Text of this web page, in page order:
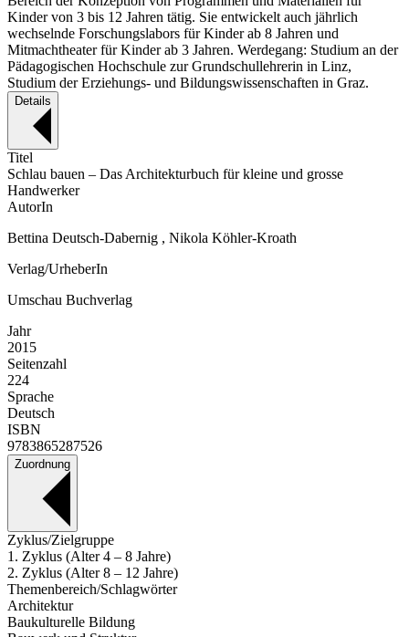
Kinder von 3 bis 12 Jahren tätig. Sie entwickelt auch jährlich
wechselnde Forschungslabors für Kinder ab 8 Jahren und
Mitmachtheater für Kinder ab 3 Jahren. Werdegang: Studium an der
Pädagogischen Hochschule zur Grundschullehrerin in Linz,
Studium der Erziehungs- und Bildungswissenschaften in Graz.
Details
Titel
Schlau bauen – Das Architekturbuch für kleine und grosse
Handwerker
AutorIn
Bettina Deutsch-Dabernig , Nikola Köhler-Kroath
Verlag/UrheberIn
Umschau Buchverlag
Jahr
2015
Seitenzahl
224
Sprache
Deutsch
ISBN
9783865287526
Zuordnung
Zyklus/Zielgruppe
1. Zyklus (Alter 4 – 8 Jahre)
2. Zyklus (Alter 8 – 12 Jahre)
Themenbereich/Schlagwörter
Architektur
Baukulturelle Bildung